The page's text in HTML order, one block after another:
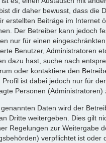
dir daher bewusst, dass die
erstellten Beiträge im Internet
Der Betreiber kann jedoch
nur für einen
Benutzer, Administratoren
dazu hast, suche nach
oder kontaktiere den
ist dabei jedoch nur für
Personen (Administratoren)
Daten wird der
Dritte weitergeben. Dies gilt
Regelungen zur Weitergabe
verpflichtet ist oder